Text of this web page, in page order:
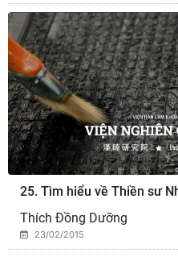
25. Tìm hiểu về Thiền sư
Thích Đồng Dưỡng
23/02/2015